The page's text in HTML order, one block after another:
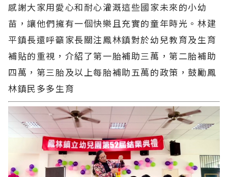
感謝大家用愛心和耐心灌溉這些國家未來的小幼
苗，讓他們擁有一個快樂且充實的童年時光。林建
平鎮長還呼籲家長關注鳳林鎮對於幼兒教育及生育
補貼的重視，介紹了第一胎補助三萬，第二胎補助
四萬，第三胎及以上每胎補助五萬的政策，鼓勵鳳
林鎮民多多生育